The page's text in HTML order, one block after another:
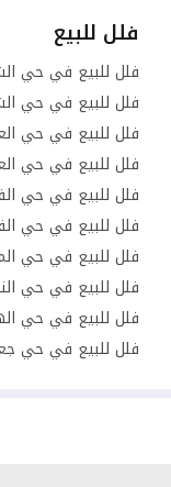
فلل للبيع
فلل للبيع في حي
فلل للبيع في حي
فلل للبيع في حي
فلل للبيع في حي
فلل للبيع في حي